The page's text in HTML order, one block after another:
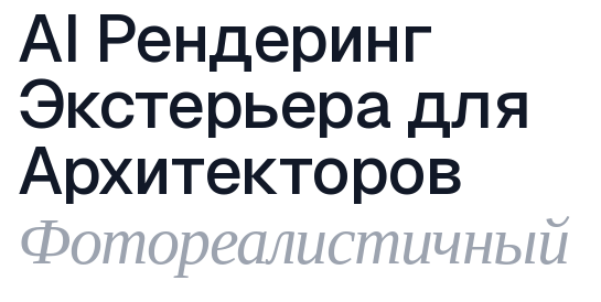
AI Рендеринг
Экстерьера для
Архитекторов
Фотореалистичный